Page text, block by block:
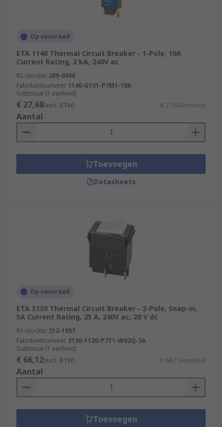
Op voorraad
ETA 1140 Thermal Circuit Breaker - 1-Pole, 10A
Current Rating, 2 kA, 240V ac
RS-stocknr. 289-0566
Fabrikantnummer 1140-G151-P7M1-10A
Subtotaal (1 eenheid)
€ 27,68(excl. BTW) € 27,68/eenheid
Aantal
Toevoegen
Datasheets
Op voorraad
ETA 3130 Thermal Circuit Breaker - 2-Pole, Snap-in,
5A Current Rating, 25 A, 240V ac, 28 V dc
RS-stocknr. 212-1957
Fabrikantnummer 3130-F120-P7T1-W02Q-5A
Subtotaal (1 eenheid)
€ 66,12(excl. BTW) € 66,12/eenheid
Aantal
Toevoegen